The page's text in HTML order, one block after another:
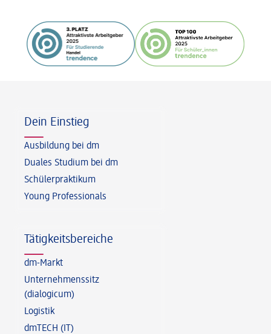
Dein Einstieg
Ausbildung bei dm
Duales Studium bei dm
Schülerpraktikum
Young Professionals
Tätigkeitsbereiche
dm-Markt
Unternehmenssitz
(dialogicum)
Logistik
dmTECH (IT)